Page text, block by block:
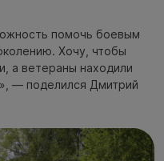
помочь боевым
Хочу, чтобы
а ветераны находили
— поделился Дмитрий